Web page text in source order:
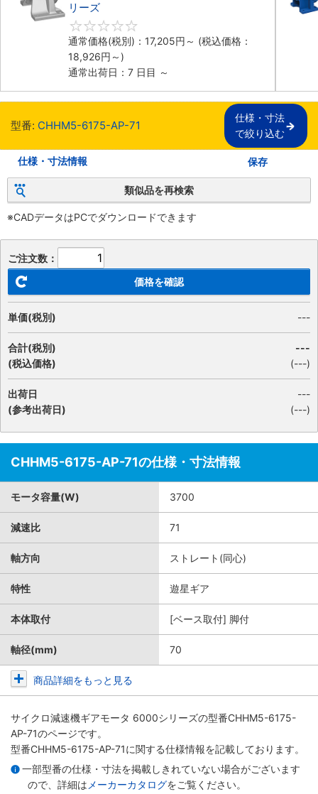
リーズ
通常価格(税別)： 17,205円 ～ (税込価格：
18,926円 ～)
通常出荷日：7 日目 ～
型番: CHHM5-6175-AP-71
仕様・寸法
で絞り込む
仕様・寸法情報 保存
類似品を再検索
※CADデータはPCでダウンロードできます
ご注文数：
価格を確認
単価(税別) ---
合計(税別)
(税込価格)
---
(---)
出荷日
(参考出荷日)
---
(---)
CHHM5-6175-AP-71の仕様・寸法情報
モータ容量(W) 3700
減速比 71
軸方向 ストレート(同心)
特性 遊星ギア
本体取付 [ベース取付] 脚付
軸径(mm) 70
商品詳細をもっと見る
サイクロ減速機ギアモータ 6000シリーズの型番CHHM5-6175-
AP-71のページです。
型番CHHM5-6175-AP-71に関する仕様情報を記載しております。
一部型番の仕様・寸法を掲載しきれていない場合がございます
ので、詳細は メーカーカタログをご覧ください。